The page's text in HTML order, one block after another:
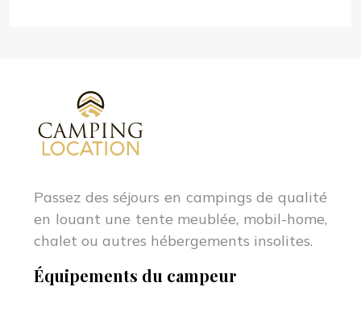
Passez des séjours en campings de qualité
en louant une tente meublée, mobil-home,
chalet ou autres hébergements insolites.
Équipements du campeur